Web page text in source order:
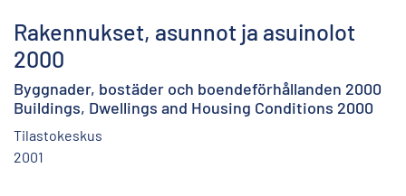
Rakennukset, asunnot ja asuinolot
2000
Byggnader, bostäder och boendeförhållanden 2000
Buildings, Dwellings and Housing Conditions 2000
Tilastokeskus
2001